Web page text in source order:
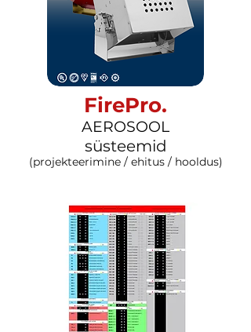
FirePro.
AEROSOOL
süsteemid
(projekteerimine / ehitus / hooldus)